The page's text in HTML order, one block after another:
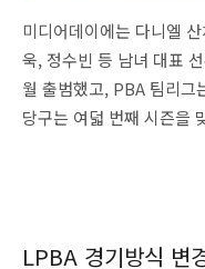
미디어데이에는 다니엘
욱, 정수빈 등 남녀 대표
월 출범했고, PBA 팀리그
당구는 여덟 번째 시즌을
LPBA 경기방식 변